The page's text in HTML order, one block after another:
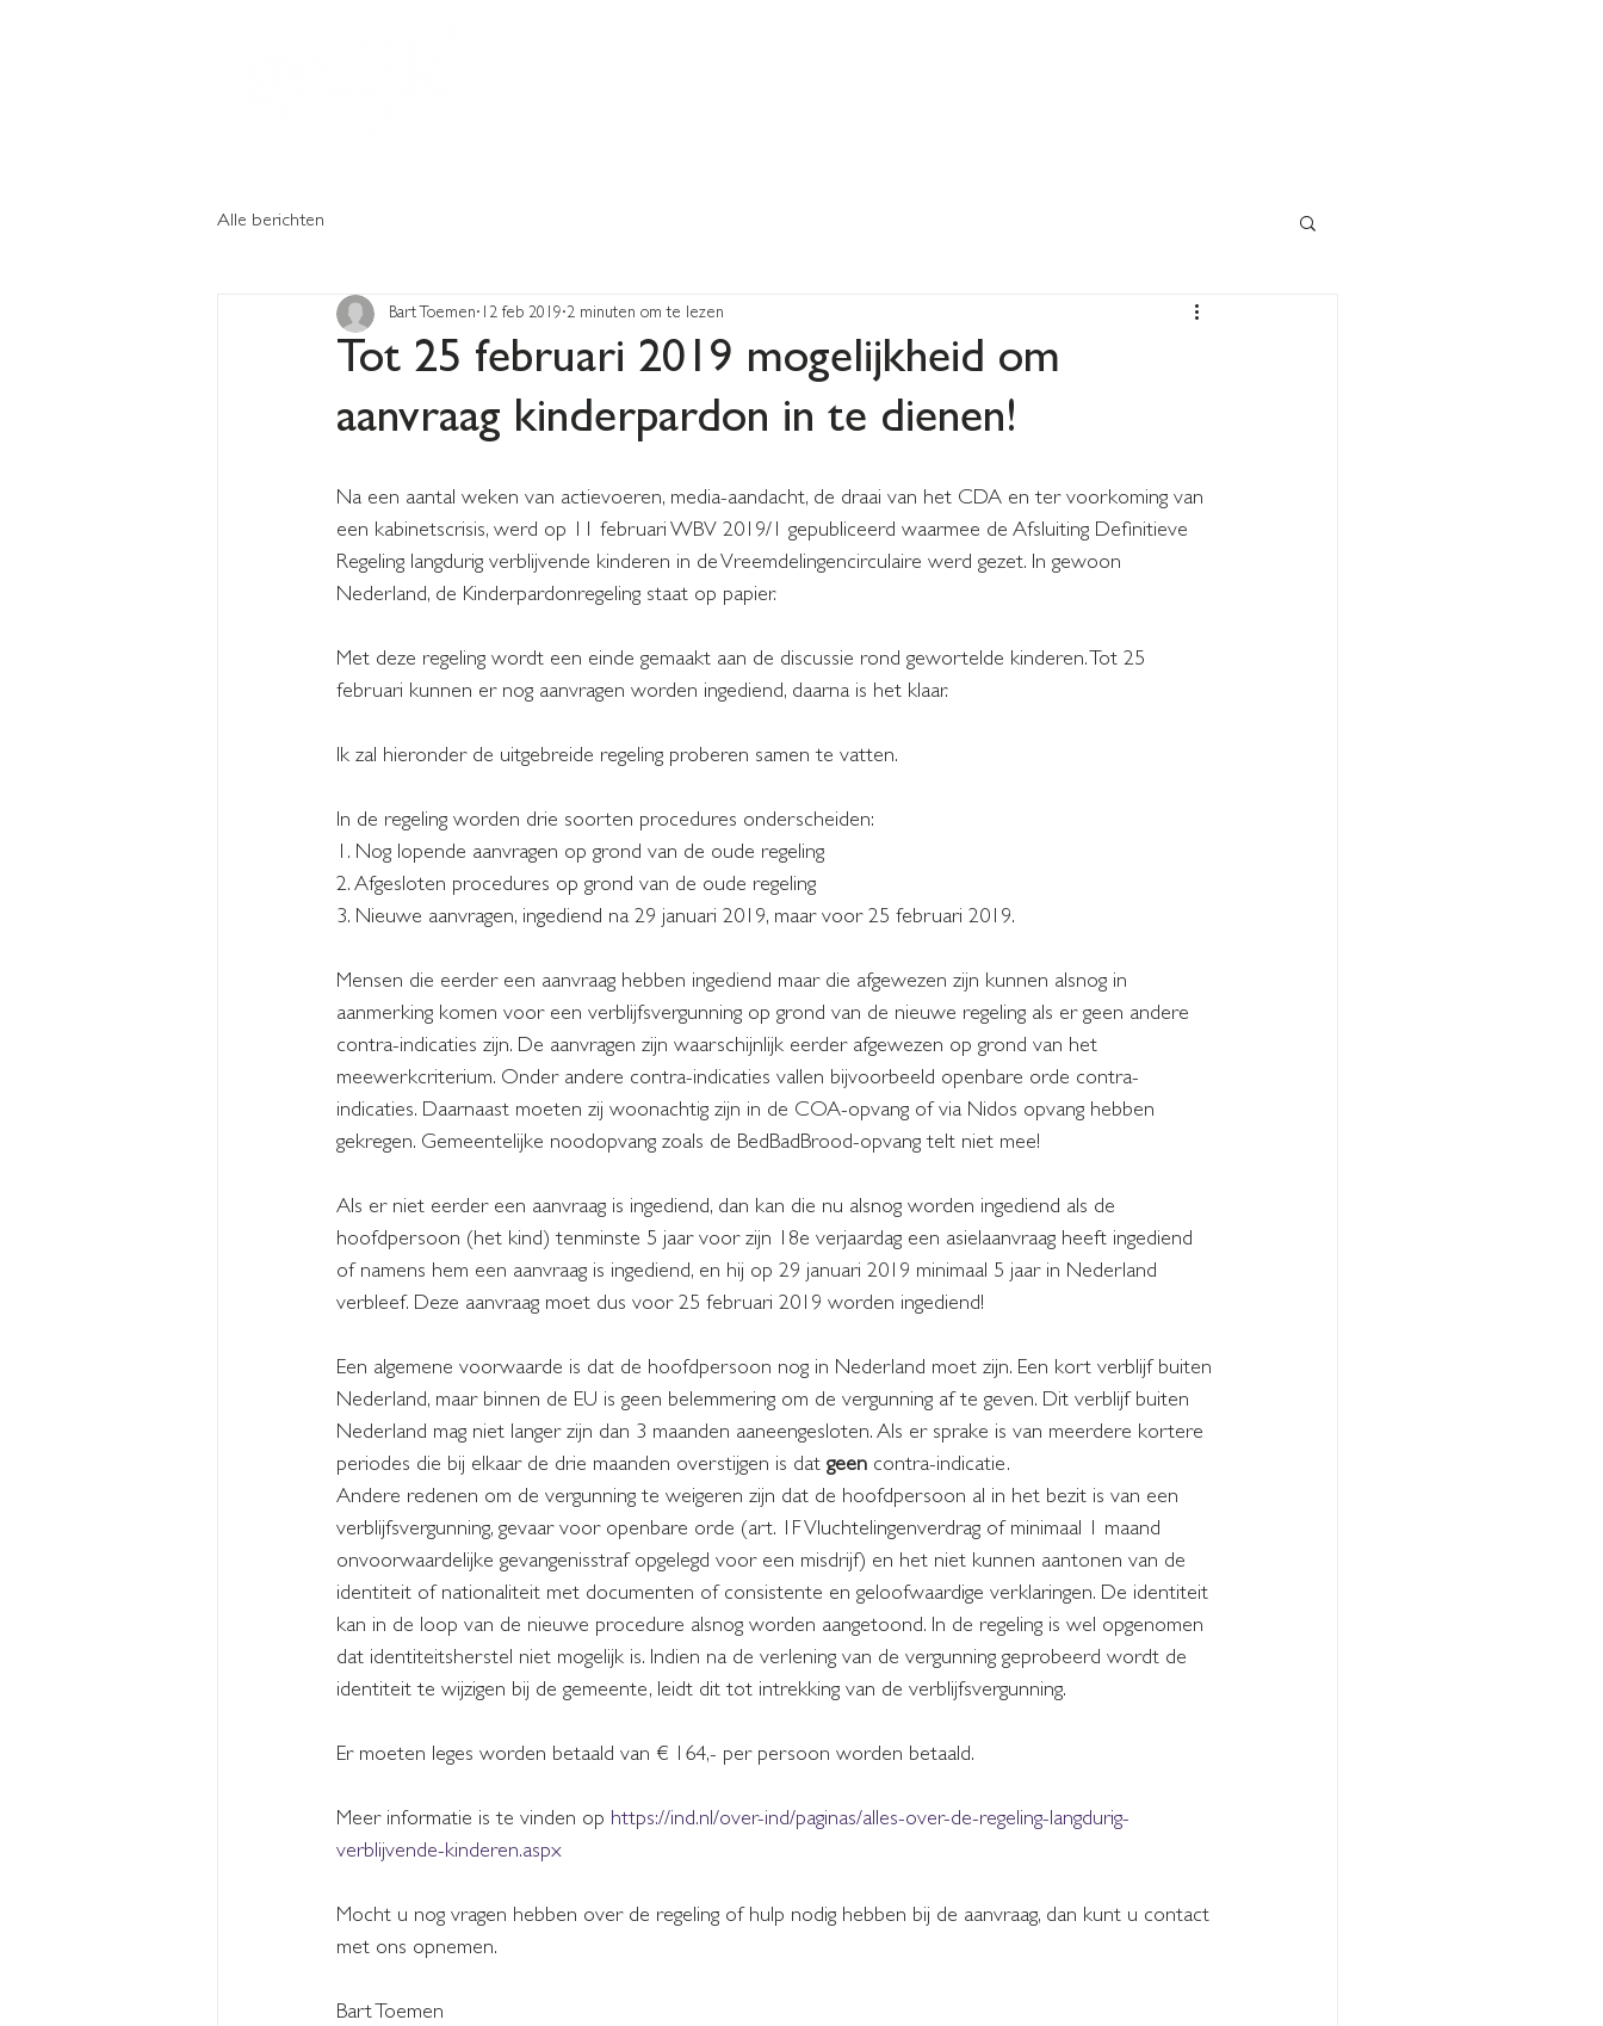
Alle berichten
Tot 25 februari 2019 mogelijkheid om
aanvraag kinderpardon in te dienen!
Bart Toemen 12 feb 2019 2 minuten om te lezen
Na een aantal weken van actievoeren, media-aandacht, de draai van het CDA en ter voorkoming van
een kabinetscrisis, werd op 11 februari WBV 2019/1 gepubliceerd waarmee de Afsluiting Definitieve
Regeling langdurig verblijvende kinderen in de Vreemdelingencirculaire werd gezet. In gewoon
Nederland, de Kinderpardonregeling staat op papier.
Met deze regeling wordt een einde gemaakt aan de discussie rond gewortelde kinderen. Tot 25
februari kunnen er nog aanvragen worden ingediend, daarna is het klaar.
Ik zal hieronder de uitgebreide regeling proberen samen te vatten.
In de regeling worden drie soorten procedures onderscheiden:
1. Nog lopende aanvragen op grond van de oude regeling
2. Afgesloten procedures op grond van de oude regeling
3. Nieuwe aanvragen, ingediend na 29 januari 2019, maar voor 25 februari 2019.
Mensen die eerder een aanvraag hebben ingediend maar die afgewezen zijn kunnen alsnog in
aanmerking komen voor een verblijfsvergunning op grond van de nieuwe regeling als er geen andere
contra-indicaties zijn. De aanvragen zijn waarschijnlijk eerder afgewezen op grond van het
meewerkcriterium. Onder andere contra-indicaties vallen bijvoorbeeld openbare orde contra-
indicaties. Daarnaast moeten zij woonachtig zijn in de COA-opvang of via Nidos opvang hebben
gekregen. Gemeentelijke noodopvang zoals de BedBadBrood-opvang telt niet mee!
Als er niet eerder een aanvraag is ingediend, dan kan die nu alsnog worden ingediend als de
hoofdpersoon (het kind) tenminste 5 jaar voor zijn 18e verjaardag een asielaanvraag heeft ingediend
of namens hem een aanvraag is ingediend, en hij op 29 januari 2019 minimaal 5 jaar in Nederland
verbleef. Deze aanvraag moet dus voor 25 februari 2019 worden ingediend!
Een algemene voorwaarde is dat de hoofdpersoon nog in Nederland moet zijn. Een kort verblijf buiten
Nederland, maar binnen de EU is geen belemmering om de vergunning af te geven. Dit verblijf buiten
Nederland mag niet langer zijn dan 3 maanden aaneengesloten. Als er sprake is van meerdere kortere
periodes die bij elkaar de drie maanden overstijgen is dat geen contra-indicatie.
Andere redenen om de vergunning te weigeren zijn dat de hoofdpersoon al in het bezit is van een
verblijfsvergunning, gevaar voor openbare orde (art. 1F Vluchtelingenverdrag of minimaal 1 maand
onvoorwaardelijke gevangenisstraf opgelegd voor een misdrijf) en het niet kunnen aantonen van de
identiteit of nationaliteit met documenten of consistente en geloofwaardige verklaringen. De identiteit
kan in de loop van de nieuwe procedure alsnog worden aangetoond. In de regeling is wel opgenomen
dat identiteitsherstel niet mogelijk is. Indien na de verlening van de vergunning geprobeerd wordt de
identiteit te wijzigen bij de gemeente, leidt dit tot intrekking van de verblijfsvergunning.
Er moeten leges worden betaald van € 164,- per persoon worden betaald.
Meer informatie is te vinden op https://ind.nl/over-ind/paginas/alles-over-de-regeling-langdurig-
verblijvende-kinderen.aspx
Mocht u nog vragen hebben over de regeling of hulp nodig hebben bij de aanvraag, dan kunt u contact
met ons opnemen.
Bart Toemen